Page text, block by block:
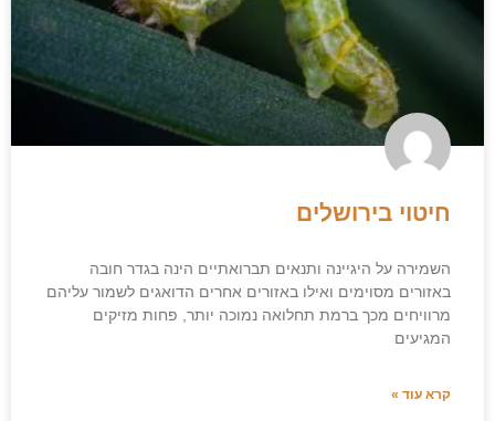
חיטוי בירושלים
השמירה על היגיינה ותנאים תברואתיים הינה בגדר חובה
באזורים מסוימים ואילו באזורים אחרים הדואגים לשמור עליהם
מרוויחים מכך ברמת תחלואה נמוכה יותר, פחות מזיקים
המגיעים
קרא עוד »